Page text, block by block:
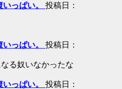
っぱい。 投稿日：
っぱい。 投稿日：
る奴いなかったな
っぱい。 投稿日：